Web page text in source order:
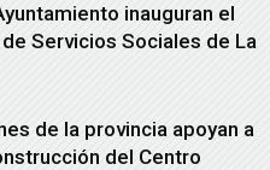
inauguran el
Servicios Sociales de La
de la provincia apoyan a
del Centro